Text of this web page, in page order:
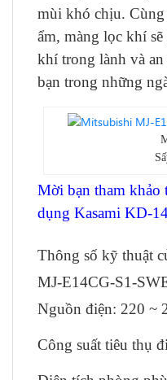
mùi khó chịu.
ẩm, màng lọc khí
khí trong lành và an
bạn trong những
Mitsubishi
Mời bạn tham khảo
dụng Kasami KD-
Thông số kỹ thuật
MJ-E14CG-S1-
Nguồn điện: 220 ~
Công suất tiêu thụ